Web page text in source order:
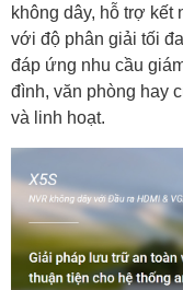
không dây, hỗ trợ kết
với độ phân giải tối
đáp ứng nhu cầu
đình, văn phòng hay
và linh hoạt.​